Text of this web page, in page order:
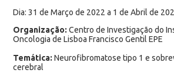
Dia: 31 de Março de 2022 a 1 de Abril de
Organização: Centro de Investigação do
Oncologia de Lisboa Francisco Gentil EPE
Temática: Neurofibromatose tipo 1 e
cerebral